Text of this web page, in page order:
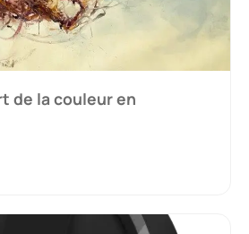
de la couleur en